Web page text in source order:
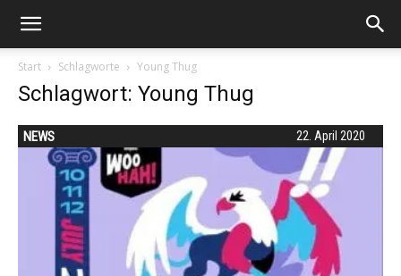
Start Schlagworte Young Thug
Schlagwort: Young Thug
22. April 2020
NEWS